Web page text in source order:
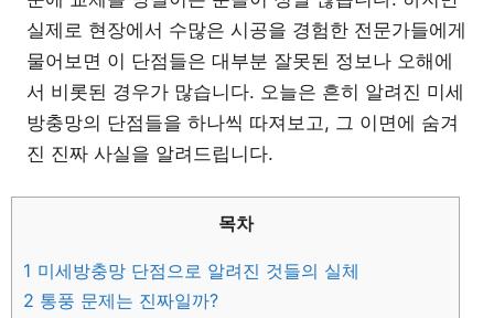
실제로 현장에서 수많은 시공을 경험한 전문가들에게
물어보면 이 단점들은 대부분 잘못된 정보나 오해에
서 비롯된 경우가 많습니다. 오늘은 흔히 알려진 미세
방충망의 단점들을 하나씩 따져보고, 그 이면에 숨겨
진 진짜 사실을 알려드립니다.
목차
1 미세방충망 단점으로 알려진 것들의 실체
2 통풍 문제는 진짜일까?